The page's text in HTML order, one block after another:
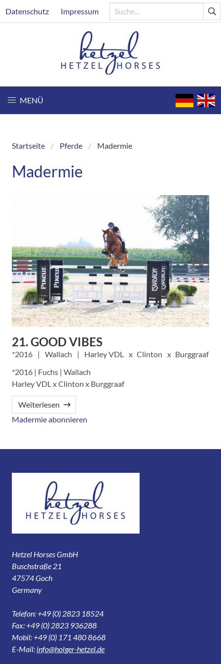
zum
Header
Datenschutz Impressum
MENÜ
Breadcrumb
Startseite Pferde Madermie
Madermie
21. GOOD VIBES
2016 Wallach Harley VDL Clinton
Burggraaf
*2016 | Fuchs | Wallach
Harley VDL x Clinton x Burggraaf
Weiterlesen
Madermie abonnieren
Hetzel Horses GmbH
Buschstraße 21
47574 Goch
Germany
Telefon: +49 (0) 2823 18524
Fax: +49 (0) 2823 936288
Mobil: +49 (0) 171 480 8668
E-Mail: info@holger-hetzel.de